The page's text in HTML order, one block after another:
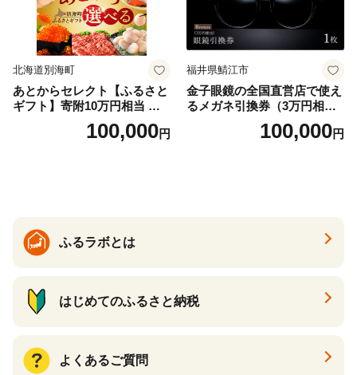
北海道別海町
あとからセレクト【ふるさと
ギフト】寄附10万円相当 あ
とから選べる！ ギフト いく
ら ほたて 海鮮 牛肉 別海町
ギフト ふるさと納税 ）
100,000円
福井県鯖江市
金子眼鏡の全国直営店で使え
るメガネ引換券（3万円相
100,000円
ふるラボとは
はじめてのふるさと納税
よくあるご質問